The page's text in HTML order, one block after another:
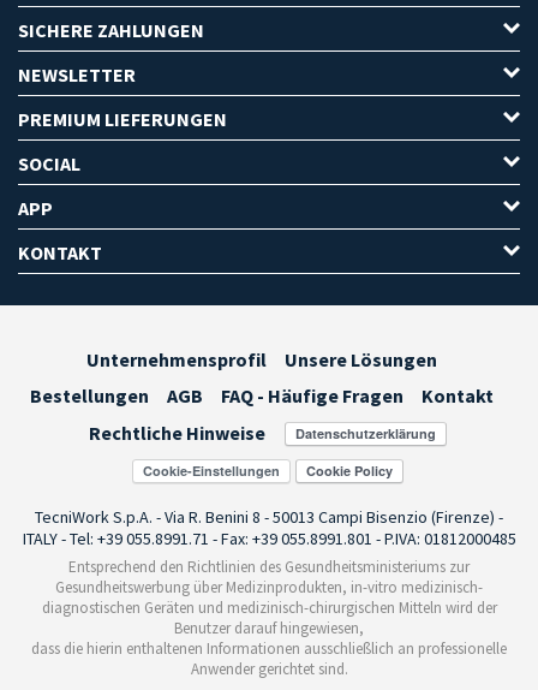
SICHERE ZAHLUNGEN
NEWSLETTER
PREMIUM LIEFERUNGEN
SOCIAL
APP
KONTAKT
Unternehmensprofil
Unsere Lösungen
Bestellungen
AGB FAQ - Häufige Fragen
Kontakt
Rechtliche Hinweise
Cookie-Einstellungen
TecniWork S.p.A. - Via R. Benini 8 - 50013 Campi Bisenzio (Firenze) -
ITALY - Tel: +39 055.8991.71 - Fax: +39 055.8991.801 - P.IVA: 01812000485
Entsprechend den Richtlinien des Gesundheitsministeriums zur
Gesundheitswerbung über Medizinprodukten, in-vitro medizinisch-
diagnostischen Geräten und medizinisch-chirurgischen Mitteln wird der
Benutzer darauf hingewiesen,
dass die hierin enthaltenen Informationen ausschließlich an professionelle
Anwender gerichtet sind.